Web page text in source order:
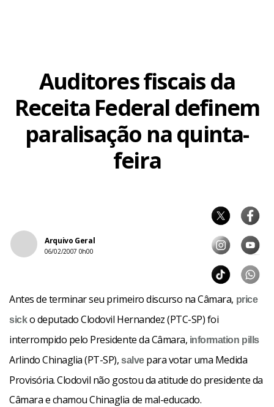
Auditores fiscais da
Receita Federal definem
paralisação na quinta-
feira
Arquivo Geral
06/02/2007 0h00
Antes de terminar seu primeiro discurso na Câmara, price
sicko deputado Clodovil Hernandez (PTC-SP) foi
interrompido pelo Presidente da Câmara, information pills
Arlindo Chinaglia (PT-SP),salvepara votar uma Medida
Provisória. Clodovil não gostou da atitude do presidente da
Câmara e chamou Chinaglia de mal-educado.